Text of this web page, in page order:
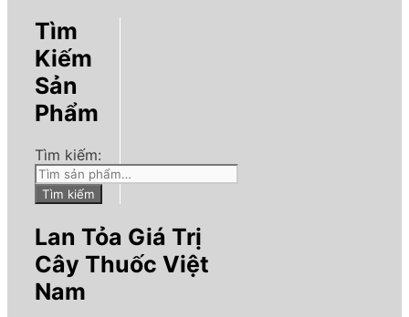
Tìm
Kiếm
Sản
Phẩm
Tìm kiếm:
Tìm kiếm
Lan Tỏa Giá Trị
Cây Thuốc Việt
Nam